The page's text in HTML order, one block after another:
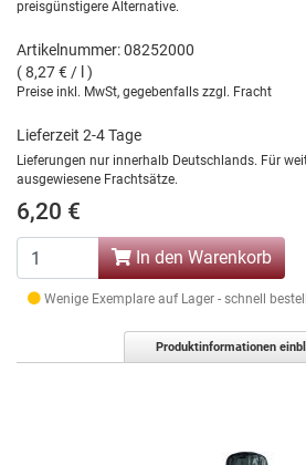
preisgünstigere Alternative.
Artikelnummer: 08252000
( 8,27 € / l )
Preise inkl. MwSt, gegebenfalls zzgl. Fracht
Lieferzeit 2-4 Tage
Lieferungen nur innerhalb Deutschlands. Für
ausgewiesene Frachtsätze.
6,20 €
In den Warenkorb
Wenige Exemplare auf Lager - schnell
Produktinformationen